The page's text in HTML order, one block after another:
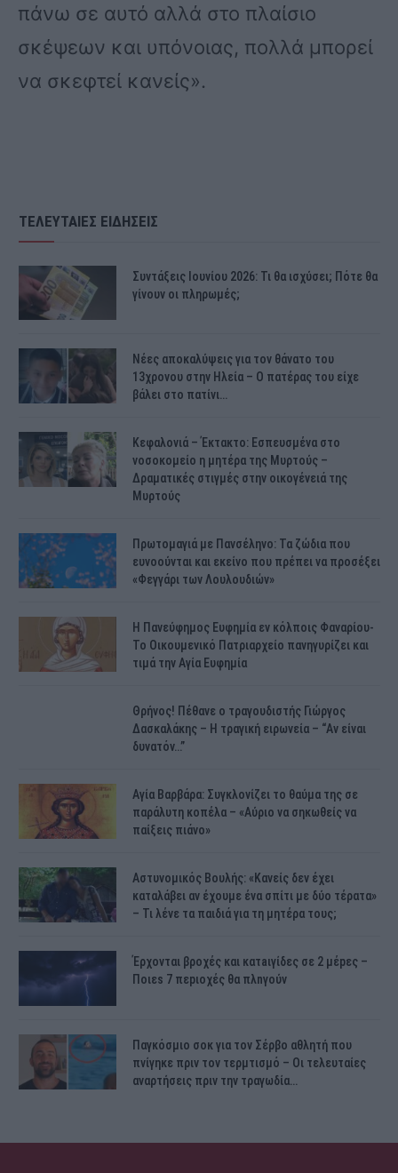
πάνω σε αυτό αλλά στο πλαίσιο
σκέψεων και υπόνοιας, πολλά μπορεί
να σκεφτεί κανείς».
ΤΕΛΕΥΤΑΙΕΣ ΕΙΔΗΣΕΙΣ
Συντάξεις Ιουνίου 2026: Τι θα ισχύσει; Πότε θα
γίνουν οι πληρωμές;
Νέες αποκαλύψεις για τον θάνατο του
13χρονου στην Ηλεία – Ο πατέρας του είχε
βάλει στο πατίνι…
Κεφαλονιά – Έκτακτο: Εσπευσμένα στο
νοσοκομείο η μητέρα της Μυρτούς –
Δραματικές στιγμές στην οικογένειά της
Μυρτούς
Πρωτομαγιά με Πανσέληνο: Τα ζώδια που
ευνοούνται και εκείνο που πρέπει να προσέξει
«Φεγγάρι των Λουλουδιών»
H Πανεύφημος Ευφημία εν κόλποις Φαναρίου-
Το Οικουμενικό Πατριαρχείο πανηγυρίζει και
τιμά την Αγία Ευφημία
Θρήνος! Πέθανε ο τραγουδιστής Γιώργος
Δασκαλάκης – Η τραγική ειρωνεία – “Αν είναι
δυνατόν…”
Αγία Βαρβάρα: Συγκλονίζει το θαύμα της σε
παράλυτη κοπέλα – «Αύριο να σηκωθείς να
παίξεις πιάνο»
Αστυνομικός Bουλής: «Κανείς δεν έχει
καταλάβει αν έχουμε ένα σπίτι με δύο τέρατα»
– Τι λένε τα παιδιά για τη μητέρα τους;
Έρχονται βροχές και κατaιγίδες σε 2 μέpες –
Ποιεs 7 πεpιοχές θα πλnγούν
Παγκόσμιο σοκ για τον Σέρβο αθλητή που
πνίγηκε πριν τον τερμτισμό – Οι τελευταίες
αναρτήσεις πριν την τραγωδία…